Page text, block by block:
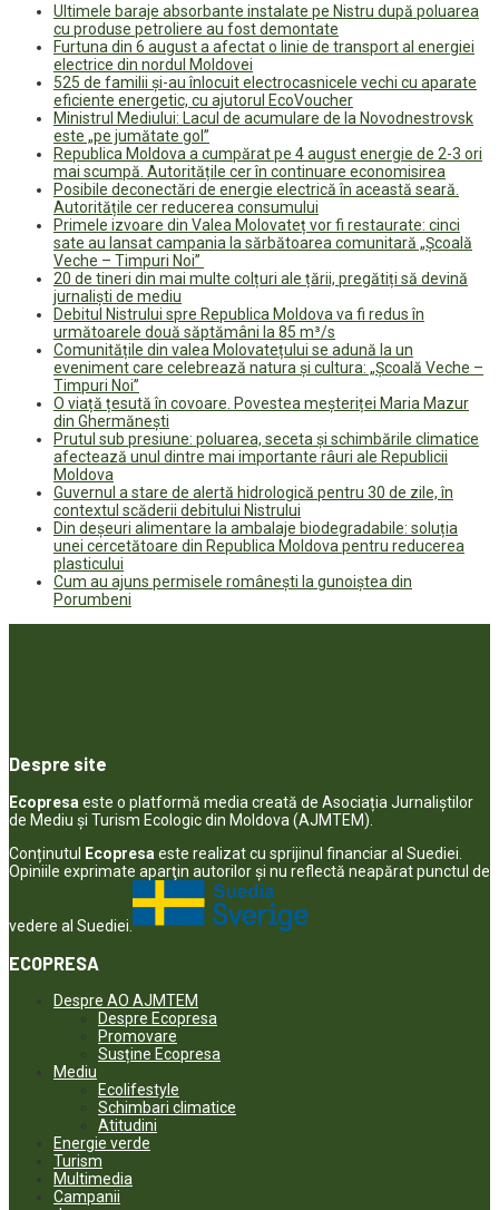
Ultimele baraje absorbante instalate pe Nistru după poluarea
cu produse petroliere au fost demontate
Furtuna din 6 august a afectat o linie de transport al energiei
electrice din nordul Moldovei
525 de familii și-au înlocuit electrocasnicele vechi cu aparate
eficiente energetic, cu ajutorul EcoVoucher
Ministrul Mediului: Lacul de acumulare de la Novodnestrovsk
este „pe jumătate gol”
Republica Moldova a cumpărat pe 4 august energie de 2-3 ori
mai scumpă. Autoritățile cer în continuare economisirea
Posibile deconectări de energie electrică în această seară.
Autoritățile cer reducerea consumului
Primele izvoare din Valea Molovateț vor fi restaurate: cinci
sate au lansat campania la sărbătoarea comunitară „Școală
Veche – Timpuri Noi”
20 de tineri din mai multe colțuri ale țării, pregătiți să devină
jurnaliști de mediu
Debitul Nistrului spre Republica Moldova va fi redus în
următoarele două săptămâni la 85 m³/s
Comunitățile din valea Molovatețului se adună la un
eveniment care celebrează natura și cultura: „Școală Veche –
Timpuri Noi”
O viață țesută în covoare. Povestea meșteriței Maria Mazur
din Ghermănești
Prutul sub presiune: poluarea, seceta și schimbările climatice
afectează unul dintre mai importante râuri ale Republicii
Moldova
Guvernul a stare de alertă hidrologică pentru 30 de zile, în
contextul scăderii debitului Nistrului
Din deșeuri alimentare la ambalaje biodegradabile: soluția
unei cercetătoare din Republica Moldova pentru reducerea
plasticului
Cum au ajuns permisele românești la gunoiștea din
Porumbeni
Despre site
Ecopresa este o platformă media creată de Asociația Jurnaliștilor
de Mediu și Turism Ecologic din Moldova (AJMTEM).
Conținutul Ecopresa este realizat cu sprijinul financiar al Suediei.
Opiniile exprimate aparţin autorilor şi nu reflectă neapărat punctul de
vedere al Suediei.
ECOPRESA
Despre AO AJMTEM
Despre Ecopresa
Promovare
Susține Ecopresa
Mediu
Ecolifestyle
Schimbari climatice
Atitudini
Energie verde
Turism
Multimedia
Campanii